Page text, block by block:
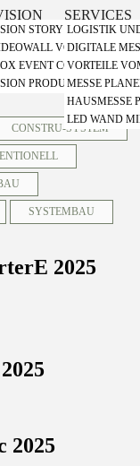
STORY
VON ALUVISION
EVENT CONTAINER
PRODUKT VIDEOS
SERVICES
LOGISTIK
DIGITALE
VORTEILE
MESSE
HAUSMESSE
LED WAND
CONSTRU-SYSTEM
SYSTEMBAU
2025
2025